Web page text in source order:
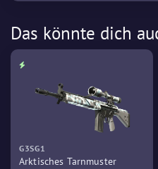
Das könnte dich
G3SG1
Arktisches Tarnmuster